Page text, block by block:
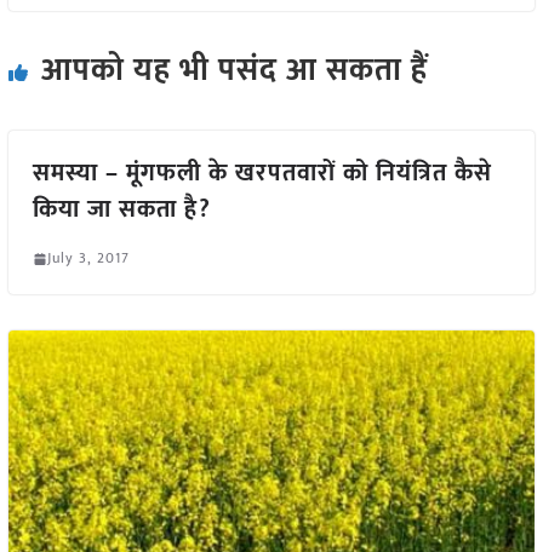
आपको यह भी पसंद आ सकता हैं
समस्या – मूंगफली के खरपतवारों को नियंत्रित कैसे
किया जा सकता है?
July 3, 2017